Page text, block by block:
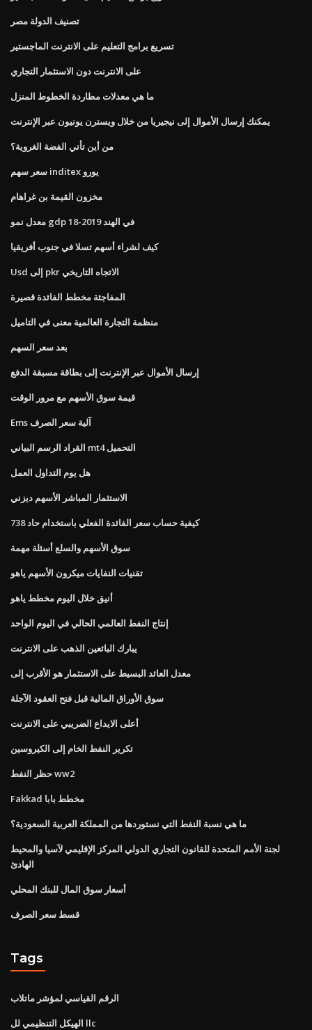
تصنيف الدولة مصر
تسريع برامج التعليم على الانترنت الماجستير
على الانترنت دون الاستثمار التجاري
ما هي معدلات مطاردة الخطوط المنزل
يمكنك إرسال الأموال إلى نيجيريا من خلال ويسترن يونيون عبر الإنترنت
من أين تأتي الفضة الغروية؟
سعر سهم inditex يورو
مخزون القيمة بن غراهام
معدل نمو gdp في الهند 2019-18
كيف لشراء أسهم تسلا في جنوب أفريقيا
Usd إلى pkr الاتجاه التاريخي
المفاجئة مخطط الفائدة قصيرة
منظمة التجارة العالمية معنى في التاميل
بعد سعر السهم
إرسال الأموال عبر الإنترنت إلى بطاقة مسبقة الدفع
قيمة سوق الأسهم مع مرور الوقت
Ems آلية سعر الصرف
القراد الرسم البياني mt4 التحميل
هل يوم التداول العمل
الاستثمار المباشر الأسهم ديزني
كيفية حساب سعر الفائدة الفعلي باستخدام حاد 738
سوق الأسهم والسلع أسئلة مهمة
تقنيات النفايات ميكرون الأسهم ياهو
أنيق خلال اليوم مخطط ياهو
إنتاج النفط العالمي الحالي في اليوم الواحد
يبارك البائعين الذهب على الانترنت
معدل العائد البسيط على الاستثمار هو الأقرب إلى
سوق الأوراق المالية قبل فتح العقود الآجلة
أعلى الايداع الضريبي على الانترنت
تكرير النفط الخام إلى الكيروسين
حظر النفط ww2
Fakkad مخطط بابا
ما هي نسبة النفط التي نستوردها من المملكة العربية السعودية؟
لجنة الأمم المتحدة للقانون التجاري الدولي المركز الإقليمي لآسيا والمحيط
الهادئ
أسعار سوق المال للبنك المحلي
قسط سعر الصرف
Tags
الرقم القياسي لمؤشر ماتلاب
الهيكل التنظيمي لل llc